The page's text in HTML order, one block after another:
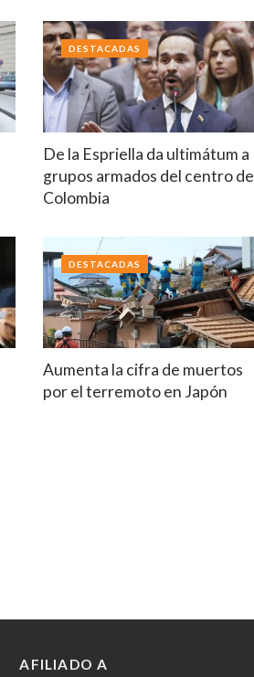
De la Espriella da ultimátum a
grupos armados del centro de
Colombia
DESTACADAS
Aumenta la cifra de muertos
por el terremoto en Japón
DESTACADAS
AFILIADO A